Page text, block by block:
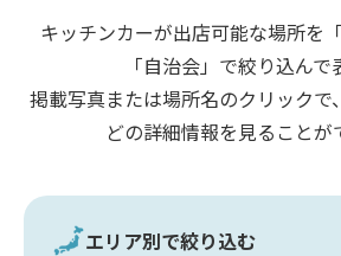
キッチンカーが出店可能な場所を
「自治会」で絞り込んで
掲載写真または場所名のクリックで
どの詳細情報を見ることが
エリア別で絞り込む